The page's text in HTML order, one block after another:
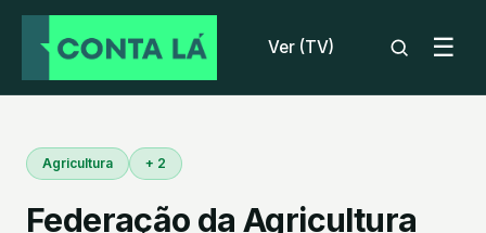
Ver (TV) ☰
Agricultura + 2
Federação da Agricultura